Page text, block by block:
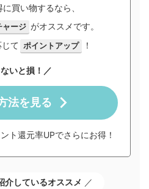
買い物するなら、
ージ がオススメです。
て ポイントアップ ！
いと損！／
法を見る
ト還元率UPでさらにお得！
しているオススメ ／